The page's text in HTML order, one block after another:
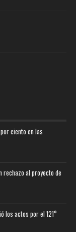
ciento en las
rechazo al proyecto de
los actos por el 121°